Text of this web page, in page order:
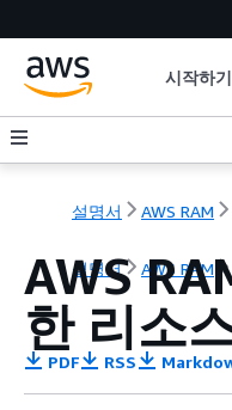
시작하기
설명서 AWS RAM
설명서 AWS RAM
AWS
한 리소
PDF RSS